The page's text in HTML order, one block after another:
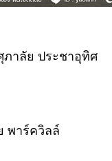
าลัย ประชาอุทิศ
พาร์ควิลล์